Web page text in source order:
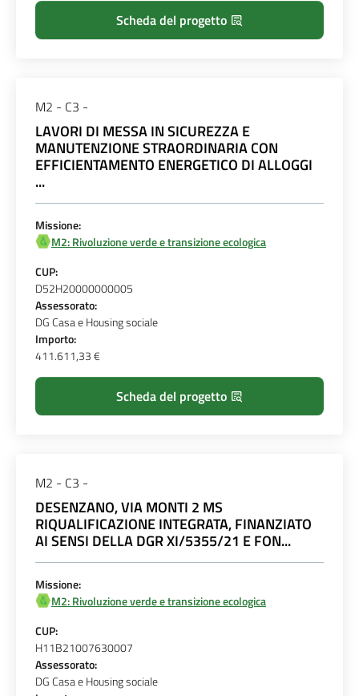
Scheda del progetto
M2 - C3 -
LAVORI DI MESSA IN SICUREZZA E
MANUTENZIONE STRAORDINARIA CON
EFFICIENTAMENTO ENERGETICO DI ALLOGGI
...
Missione:
M2: Rivoluzione verde e transizione ecologica
CUP:
D52H20000000005
Assessorato:
DG Casa e Housing sociale
Importo:
411.611,33 €
Scheda del progetto
M2 - C3 -
DESENZANO, VIA MONTI 2 MS
RIQUALIFICAZIONE INTEGRATA, FINANZIATO
AI SENSI DELLA DGR XI/5355/21 E FON...
Missione:
M2: Rivoluzione verde e transizione ecologica
CUP:
H11B21007630007
Assessorato:
DG Casa e Housing sociale